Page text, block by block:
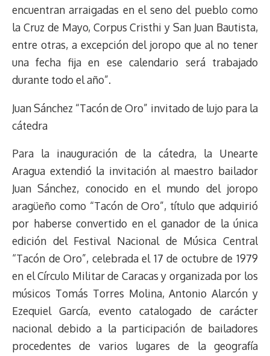
encuentran arraigadas en el seno del pueblo como
la Cruz de Mayo, Corpus Cristhi y San Juan Bautista,
entre otras, a excepción del joropo que al no tener
una fecha fija en ese calendario será trabajado
durante todo el año”.
Juan Sánchez “Tacón de Oro” invitado de lujo para la
cátedra
Para la inauguración de la cátedra, la Unearte
Aragua extendió la invitación al maestro bailador
Juan Sánchez, conocido en el mundo del joropo
aragüeño como “Tacón de Oro”, título que adquirió
por haberse convertido en el ganador de la única
edición del Festival Nacional de Música Central
“Tacón de Oro”, celebrada el 17 de octubre de 1979
en el Círculo Militar de Caracas y organizada por los
músicos Tomás Torres Molina, Antonio Alarcón y
Ezequiel García, evento catalogado de carácter
nacional debido a la participación de bailadores
procedentes de varios lugares de la geografía